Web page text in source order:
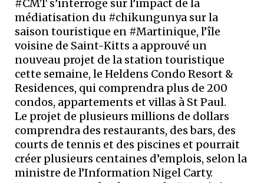
#CMT s’interroge sur l’impact de la
médiatisation du #chikungunya sur la
saison touristique en #Martinique, l’île
voisine de Saint-Kitts a approuvé un
nouveau projet de la station touristique
cette semaine, le Heldens Condo Resort &
Residences, qui comprendra plus de 200
condos, appartements et villas à St Paul.
Le projet de plusieurs millions de dollars
comprendra des restaurants, des bars, des
courts de tennis et des piscines et pourrait
créer plusieurs centaines d’emplois, selon la
ministre de l’Information Nigel Carty.